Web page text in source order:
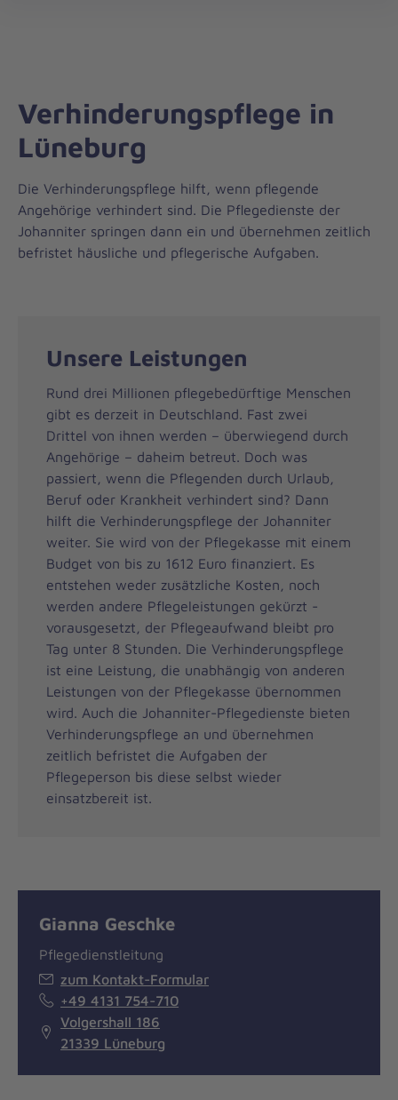
Verhinderungspflege in
Lüneburg
Die Verhinderungspflege hilft, wenn pflegende
Angehörige verhindert sind. Die Pflegedienste der
Johanniter springen dann ein und übernehmen zeitlich
befristet häusliche und pflegerische Aufgaben.
Unsere Leistungen
Rund drei Millionen pflegebedürftige Menschen
gibt es derzeit in Deutschland. Fast zwei
Drittel von ihnen werden – überwiegend durch
Angehörige – daheim betreut. Doch was
passiert, wenn die Pflegenden durch Urlaub,
Beruf oder Krankheit verhindert sind? Dann
hilft die Verhinderungspflege der Johanniter
weiter. Sie wird von der Pflegekasse mit einem
Budget von bis zu 1612 Euro finanziert. Es
entstehen weder zusätzliche Kosten, noch
werden andere Pflegeleistungen gekürzt -
vorausgesetzt, der Pflegeaufwand bleibt pro
Tag unter 8 Stunden. Die Verhinderungspflege
ist eine Leistung, die unabhängig von anderen
Leistungen von der Pflegekasse übernommen
wird. Auch die Johanniter-Pflegedienste bieten
Verhinderungspflege an und übernehmen
zeitlich befristet die Aufgaben der
Pflegeperson bis diese selbst wieder
einsatzbereit ist.
Gianna Geschke
Pflegedienstleitung
zum Kontakt-Formular
+49 4131 754-710
Volgershall 186
21339 Lüneburg